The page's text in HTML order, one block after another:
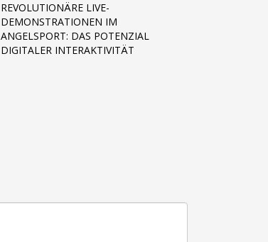
REVOLUTIONÄRE LIVE-
DEMONSTRATIONEN IM
ANGELSPORT: DAS POTENZIAL
DIGITALER INTERAKTIVITÄT